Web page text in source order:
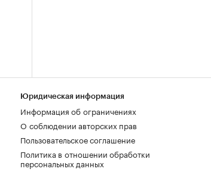
Юридическая информация
Информация об ограничениях
О соблюдении авторских прав
Пользовательское соглашение
Политика в отношении обработки
персональных данных